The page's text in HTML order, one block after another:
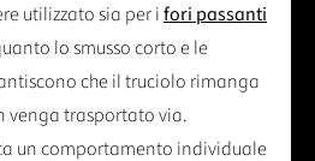
utilizzato sia per ifori passanti
lo smusso corto e le
che il truciolo rimanga
venga trasportato via.
un comportamento individuale